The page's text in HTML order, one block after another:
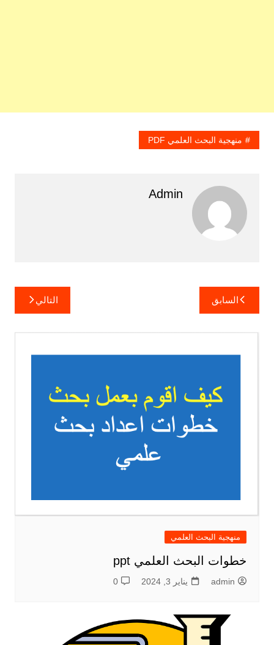
منهجية البحث العلمي PDF
Admin
تصفّح
المقالات
السابق التالي
منهجية البحث العلمي
خطوات البحث العلمي ppt
admin يناير 3, 2024 0